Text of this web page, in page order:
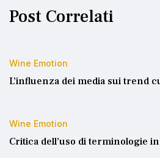
Post Correlati
Wine Emotion
L’influenza dei media sui trend
Wine Emotion
Critica dell’uso di terminologie